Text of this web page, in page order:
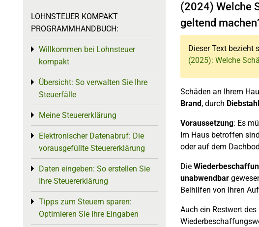
(2024) Welche
geltend
Dieser Text bezieht
(2025): Welche
Schäden an Ihrem
Brand, durch Diebstahl
Voraussetzung: Es
Im Haus betroffen
oder auf dem
Die
unabwendbar
Beihilfen von Ihren
Auch ein Restwert
LOHNSTEUER KOMPAKT
PROGRAMMHANDBUCH:
Willkommen bei Lohnsteuer
kompakt
Toggle menu
Übersicht: So verwalten Sie Ihre
Steuerfälle
Toggle menu
Meine Steuererklärung
Toggle menu
Elektronischer Datenabruf: Die
vorausgefüllte Steuererklärung
Toggle menu
Daten eingeben: So erstellen Sie
Ihre Steuererklärung
Toggle menu
Tipps zum Steuern sparen:
Optimieren Sie Ihre Eingaben
Toggle menu